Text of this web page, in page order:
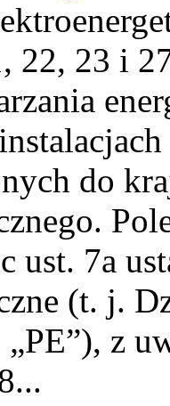
22, 23 i
do
ust. 7a
(t. j.
z